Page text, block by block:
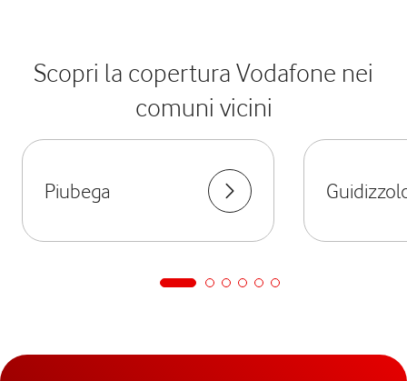
Scopri la copertura Vodafone nei
comuni vicini
Piubega